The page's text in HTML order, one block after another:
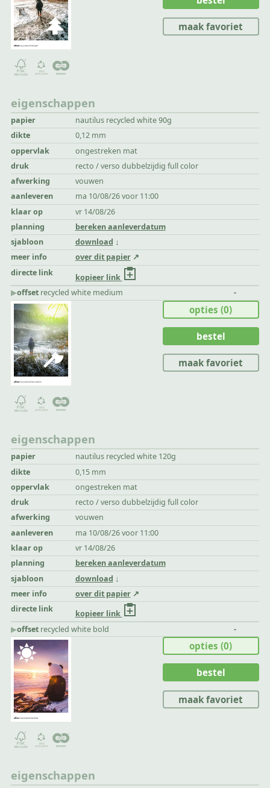
eigenschappen
papier
nautilus recycled white 90g
dikte
0,12 mm
oppervlak
ongestreken mat
druk
recto / verso dubbelzijdig full color
afwerking
vouwen
aanleveren
ma 10/08/26 voor 11:00
klaar op
vr 14/08/26
planning
bereken aanleverdatum
sjabloon
download
meer info
over dit papier
directe link
kopieer link
maak favoriet
▶︎offset recycled white medium -
eigenschappen
papier
nautilus recycled white 120g
dikte
0,15 mm
oppervlak
ongestreken mat
druk
recto / verso dubbelzijdig full color
afwerking
vouwen
aanleveren
ma 10/08/26 voor 11:00
klaar op
vr 14/08/26
planning
bereken aanleverdatum
sjabloon
download
meer info
over dit papier
directe link
kopieer link
opties(0)
bestel
maak favoriet
▶︎offset recycled white bold -
eigenschappen
opties(0)
bestel
maak favoriet